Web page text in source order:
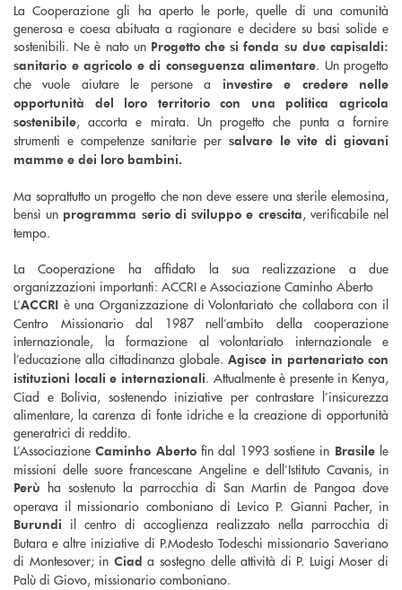
La Cooperazione gli ha aperto le porte, quelle di una comunità
generosa e coesa abituata a ragionare e decidere su basi solide e
sostenibili. Ne è nato un Progetto che si fonda su due capisaldi:
sanitario e agricolo e di conseguenza alimentare. Un progetto
che vuole aiutare le persone a investire e credere nelle
opportunità del loro territorio con una politica agricola
sostenibile, accorta e mirata. Un progetto che punta a fornire
strumenti e competenze sanitarie per salvare le vite di giovani
mamme e dei loro bambini.
Ma soprattutto un progetto che non deve essere una sterile elemosina,
bensì un programma serio di sviluppo e crescita, verificabile nel
tempo.
La Cooperazione ha affidato la sua realizzazione a due
organizzazioni importanti: ACCRI e Associazione Caminho Aberto
L’ACCRI è una Organizzazione di Volontariato che collabora con il
Centro Missionario dal 1987 nell’ambito della cooperazione
internazionale, la formazione al volontariato internazionale e
l’educazione alla cittadinanza globale. Agisce in partenariato con
istituzioni locali e internazionali. Attualmente è presente in Kenya,
Ciad e Bolivia, sostenendo iniziative per contrastare l’insicurezza
alimentare, la carenza di fonte idriche e la creazione di opportunità
generatrici di reddito.
L’AssociazioneCaminho Abertofin dal 1993 sostiene in Brasilele
missioni delle suore francescane Angeline e dell’Istituto Cavanis, in
Perù ha sostenuto la parrocchia di San Martin de Pangoa dove
operava il missionario comboniano di Levico P. Gianni Pacher, in
Burundi il centro di accoglienza realizzato nella parrocchia di
Butara e altre iniziative di P.Modesto Todeschi missionario Saveriano
di Montesover; in Ciad a sostegno delle attività di P. Luigi Moser di
Palù di Giovo, missionario comboniano.